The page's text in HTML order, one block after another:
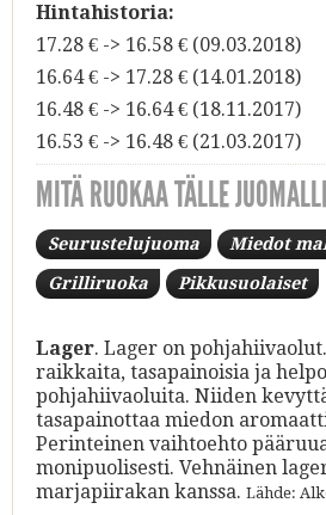
Hintahistoria:
17.28 € -> 16.58 € (09.03.2018)
16.64 € -> 17.28 € (14.01.2018)
16.48 € -> 16.64 € (18.11.2017)
16.53 € -> 16.48 € (21.03.2017)
MITÄ RUOKAA TÄLLE
Seurustelujuoma Miedot
Grilliruoka Pikkusuolaiset
Lager. Lager on
raikkaita, tasapainoisia ja
pohjahiivaoluita. Niiden
tasapainottaa miedon
Perinteinen vaihtoehto
monipuolisesti. Vehnäinen
marjapiirakan kanssa. Lähde: